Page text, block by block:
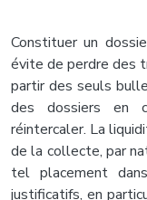
Constituer un
évite de perdre des
partir des seuls
des dossiers en
réintercaler. La
de la collecte, par
tel placement
justificatifs, en